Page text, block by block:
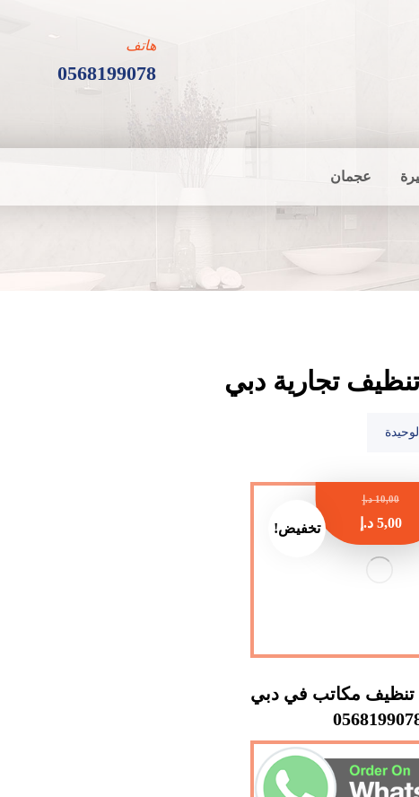
هاتف
0568199078
عجمان
تجارية دبي
تخفيض!
مكاتب في دبي
10,00 د.إ
5,00 د.إ